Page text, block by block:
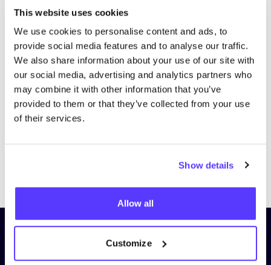
This website uses cookies
We use cookies to personalise content and ads, to
provide social media features and to analyse our traffic.
We also share information about your use of our site with
our social media, advertising and analytics partners who
may combine it with other information that you’ve
provided to them or that they’ve collected from your use
of their services.
Show details
Allow all
Customize
PreviousNext
Abonniere unseren Newsletter
und bleibe auf dem Laufenden!